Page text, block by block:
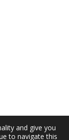
and give you
to navigate this